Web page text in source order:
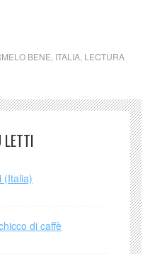
BENE ITALIA, LECTURA
LETTI
(Italia)
di caffè